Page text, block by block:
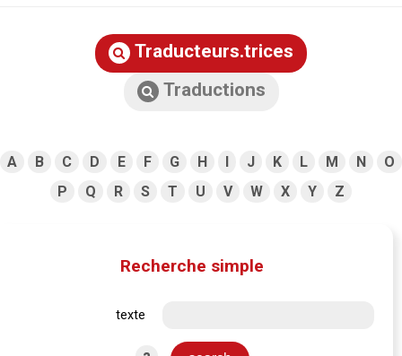
Traducteurs.trices
Traductions
A B C D E F G H I J K L M N
O
P
Q R S T U V W X Y Z
Recherche simple
texte